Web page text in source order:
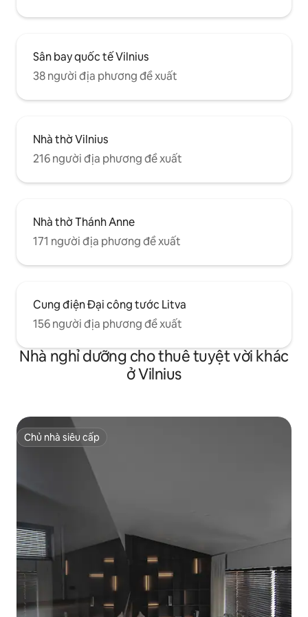
Sân bay quốc tế Vilnius
38 người địa phương đề xuất
Nhà thờ Vilnius
216 người địa phương đề xuất
Nhà thờ Thánh Anne
171 người địa phương đề xuất
Cung điện Đại công tước Litva
156 người địa phương đề xuất
Nhà nghỉ dưỡng cho thuê tuyệt vời khác
ở Vilnius
Chủ nhà siêu cấp
Chủ nhà siêu cấp